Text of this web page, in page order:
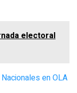
electoral
en OLA